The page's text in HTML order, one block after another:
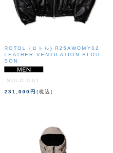
ROTOL（ロトル) R25AWOMY02
LEATHER VENTILATION BLOU
SON
SOLD OUT
231,000円 (税込)